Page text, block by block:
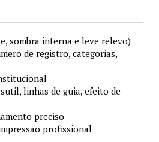
sombra interna e leve relevo)
de registro, categorias,
linhas de guia, efeito de
preciso
profissional